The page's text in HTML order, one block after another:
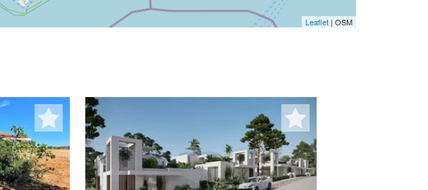
Leaflet | OSM